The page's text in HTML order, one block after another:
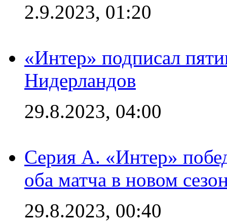
2.9.2023, 01:20
«Интер» подписал
Нидерландов
29.8.2023, 04:00
Серия А. «Интер»
оба матча в новом
29.8.2023, 00:40